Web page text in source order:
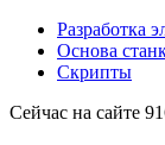
Разработка
Основа
Скрипты
Сейчас на сайте